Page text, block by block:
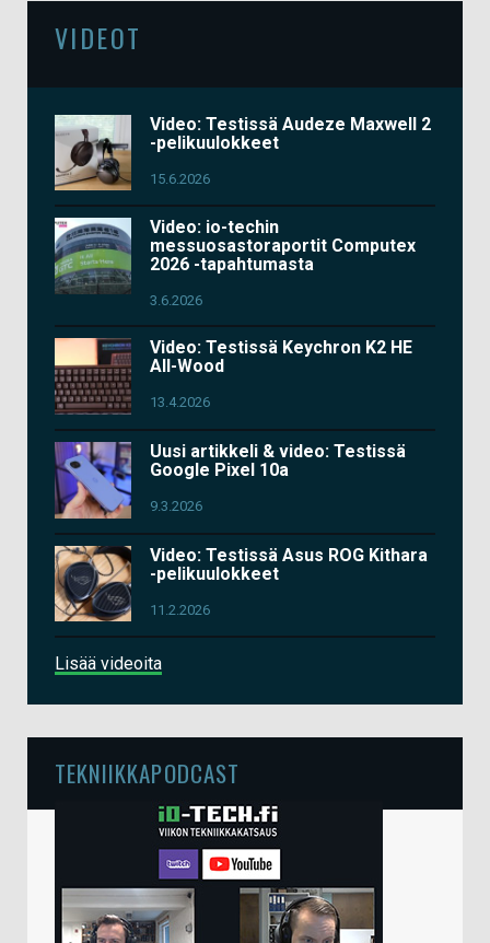
VIDEOT
Video: Testissä Audeze Maxwell 2
-pelikuulokkeet
15.6.2026
Video: io-techin
messuosastoraportit Computex
2026 -tapahtumasta
3.6.2026
Video: Testissä Keychron K2 HE
All-Wood
13.4.2026
Uusi artikkeli & video: Testissä
Google Pixel 10a
9.3.2026
Video: Testissä Asus ROG Kithara
-pelikuulokkeet
11.2.2026
Lisää videoita
TEKNIIKKAPODCAST